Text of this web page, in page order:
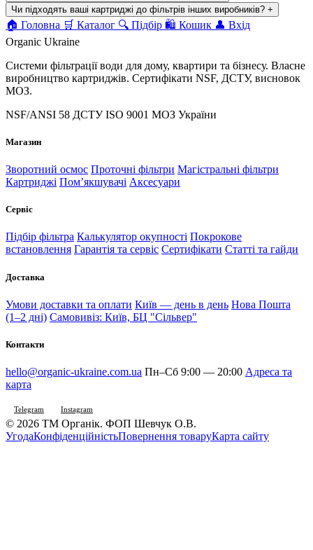
Чи підходять ваші картриджі до фільтрів інших виробників? +
🏠 Головна 🛒 Каталог 🔍 Підбір 🛍 Кошик 👤 Вхід
Organic Ukraine
Системи фільтрації води для дому, квартири та бізнесу. Власне
виробництво картриджів. Сертифікати NSF, ДСТУ, висновок
МОЗ.
NSF/ANSI 58 ДСТУ ISO 9001 МОЗ України
Магазин
Зворотний осмос Проточні фільтри Магістральні фільтри
Картриджі Помʼякшувачі Аксесуари
Сервіс
Підбір фільтра Калькулятор окупності Покрокове
встановлення Гарантія та сервіс Сертифікати Статті та гайди
Доставка
Умови доставки та оплати Київ — день в день Нова Пошта
(1–2 дні) Самовивіз: Київ, БЦ "Сільвер"
Контакти
hello@organic-ukraine.com.ua Пн–Сб 9:00 — 20:00 Адреса та
карта
Telegram Instagram
© 2026 ТМ Органік. ФОП Шевчук О.В.
УгодаКонфіденційністьПовернення товаруКарта сайту